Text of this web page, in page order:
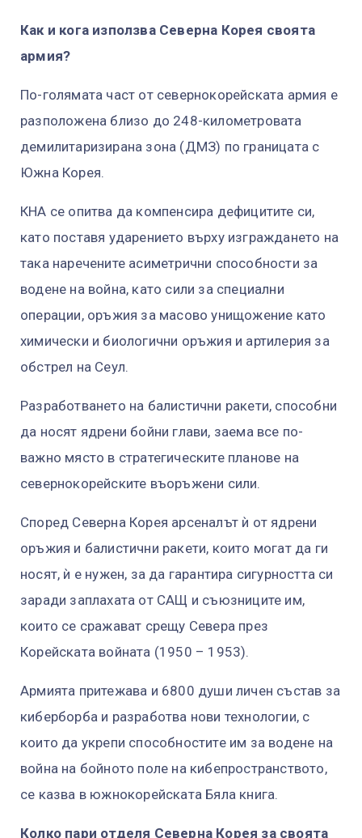
Как и кога използва Северна Корея своята
армия?
По-голямата част от севернокорейската армия е
разположена близо до 248-километровата
демилитаризирана зона (ДМЗ) по границата с
Южна Корея.
КНА се опитва да компенсира дефицитите си,
като поставя ударението върху изграждането на
така наречените асиметрични способности за
водене на война, като сили за специални
операции, оръжия за масово унищожение като
химически и биологични оръжия и артилерия за
обстрел на Сеул.
Разработването на балистични ракети, способни
да носят ядрени бойни глави, заема все по-
важно място в стратегическите планове на
севернокорейските въоръжени сили.
Според Северна Корея арсеналът ѝ от ядрени
оръжия и балистични ракети, които могат да ги
носят, ѝ е нужен, за да гарантира сигурността си
заради заплахата от САЩ и съюзниците им,
които се сражават срещу Севера през
Корейската войната (1950 – 1953).
Армията притежава и 6800 души личен състав за
киберборба и разработва нови технологии, с
които да укрепи способностите им за водене на
война на бойното поле на кибепространството,
се казва в южнокорейската Бяла книга.
Колко пари отделя Северна Корея за своята